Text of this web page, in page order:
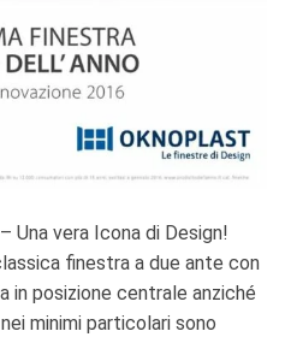
Una vera Icona di Design!
finestra a due ante con
in posizione centrale anziché
minimi particolari sono